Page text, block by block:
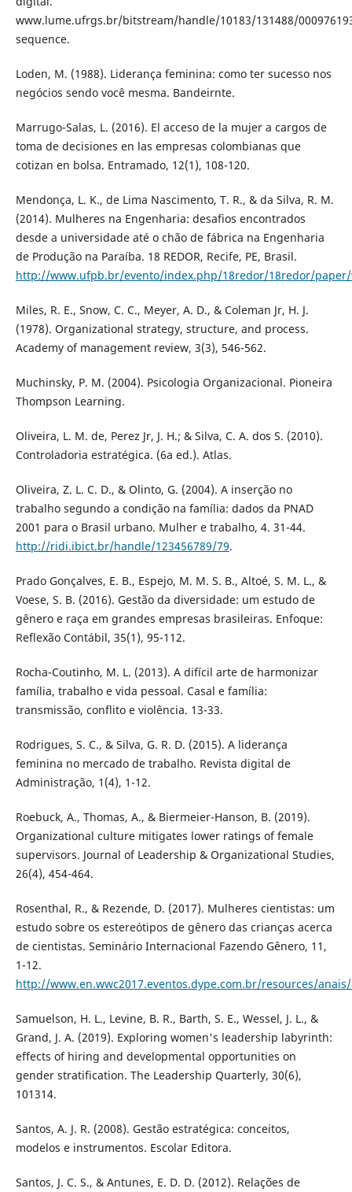
www.lume.ufrgs.br/bitstream/handle/10183/131488/
sequence.
Loden, M. (1988). Liderança feminina: como ter sucesso nos
negócios sendo você mesma. Bandeirnte.
Marrugo-Salas, L. (2016). El acceso de la mujer a cargos de
toma de decisiones en las empresas colombianas que
cotizan en bolsa. Entramado, 12(1), 108-120.
Mendonça, L. K., de Lima Nascimento, T. R., & da Silva, R. M.
(2014). Mulheres na Engenharia: desafios encontrados
desde a universidade até o chão de fábrica na Engenharia
de Produção na Paraíba. 18 REDOR, Recife, PE, Brasil.
http://www.ufpb.br/evento/index.php/18redor/18redor/paper/
Miles, R. E., Snow, C. C., Meyer, A. D., & Coleman Jr, H. J.
(1978). Organizational strategy, structure, and process.
Academy of management review, 3(3), 546-562.
Muchinsky, P. M. (2004). Psicologia Organizacional. Pioneira
Thompson Learning.
Oliveira, L. M. de, Perez Jr, J. H.; & Silva, C. A. dos S. (2010).
Controladoria estratégica. (6a ed.). Atlas.
Oliveira, Z. L. C. D., & Olinto, G. (2004). A inserção no
trabalho segundo a condição na família: dados da PNAD
2001 para o Brasil urbano. Mulher e trabalho, 4. 31-44.
http://ridi.ibict.br/handle/123456789/79.
Prado Gonçalves, E. B., Espejo, M. M. S. B., Altoé, S. M. L., &
Voese, S. B. (2016). Gestão da diversidade: um estudo de
gênero e raça em grandes empresas brasileiras. Enfoque:
Reflexão Contábil, 35(1), 95-112.
Rocha-Coutinho, M. L. (2013). A difícil arte de harmonizar
família, trabalho e vida pessoal. Casal e família:
transmissão, conflito e violência. 13-33.
Rodrigues, S. C., & Silva, G. R. D. (2015). A liderança
feminina no mercado de trabalho. Revista digital de
Administração, 1(4), 1-12.
Roebuck, A., Thomas, A., & Biermeier-Hanson, B. (2019).
Organizational culture mitigates lower ratings of female
supervisors. Journal of Leadership & Organizational Studies,
26(4), 454-464.
Rosenthal, R., & Rezende, D. (2017). Mulheres cientistas: um
estudo sobre os estereótipos de gênero das crianças acerca
de cientistas. Seminário Internacional Fazendo Gênero, 11,
1-12.
http://www.en.wwc2017.eventos.dype.com.br/resources/
Samuelson, H. L., Levine, B. R., Barth, S. E., Wessel, J. L., &
Grand, J. A. (2019). Exploring women's leadership labyrinth:
effects of hiring and developmental opportunities on
gender stratification. The Leadership Quarterly, 30(6),
101314.
Santos, A. J. R. (2008). Gestão estratégica: conceitos,
modelos e instrumentos. Escolar Editora.
Santos, J. C. S., & Antunes, E. D. D. (2012). Relações de